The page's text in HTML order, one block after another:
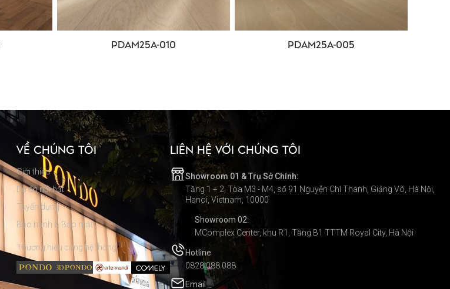
PDAM25A-010 PDAM25A-005
VỀ CHÚNG TÔI
Giới thiệu
Dự án nổi bật
Tuyển dụng
Bảo hành & Bảo mật
Thương hiệu cùng hệ thống
LIÊN HỆ VỚI CHÚNG TÔI
Showroom 01 & Trụ Sở Chính:
Tầng 1 + 2, Tòa M3 - M4, số 91 Nguyễn Chí Thanh, Giảng Võ, Hà Nội,
Hanoi, Vietnam, 10000
Showroom 02:
MComplex Center, khu R1, Tầng B1 TTTM Royal City, Hà Nội
Hotline
0828 088 088
Email